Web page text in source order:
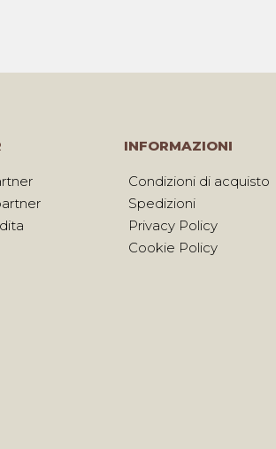
INFORMAZIONI
Condizioni di acquisto
Spedizioni
Privacy Policy
Cookie Policy